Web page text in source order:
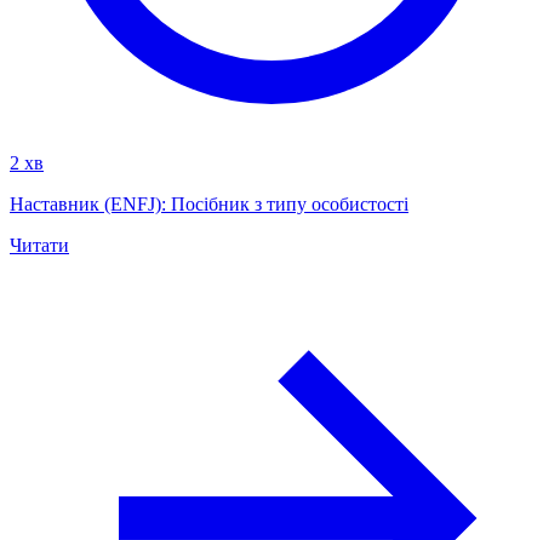
2 хв
Наставник (ENFJ): Посібник з типу особистості
Читати